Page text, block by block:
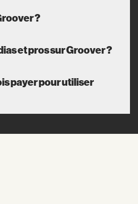
?
et pros sur Groover ?
payer pour utiliser